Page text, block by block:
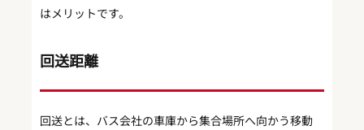
はメリットです。
回送距離
回送とは、バス会社の車庫から集合場所へ向かう移動